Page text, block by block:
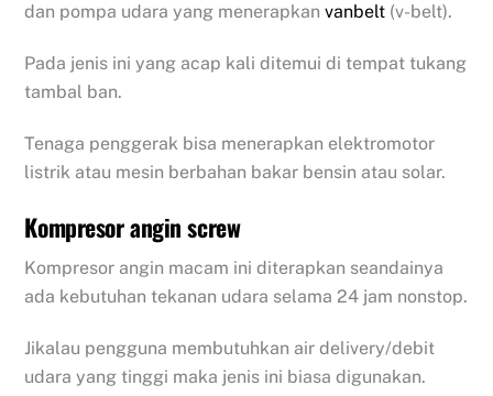
dan pompa udara yang menerapkanvanbelt (v-belt).
Pada jenis ini yang acap kali ditemui di tempat tukang
tambal ban.
Tenaga penggerak bisa menerapkan elektromotor
listrik atau mesin berbahan bakar bensin atau solar.
Kompresor angin screw
Kompresor angin macam ini diterapkan seandainya
ada kebutuhan tekanan udara selama 24 jam nonstop.
Jikalau pengguna membutuhkan air delivery/debit
udara yang tinggi maka jenis ini biasa digunakan.